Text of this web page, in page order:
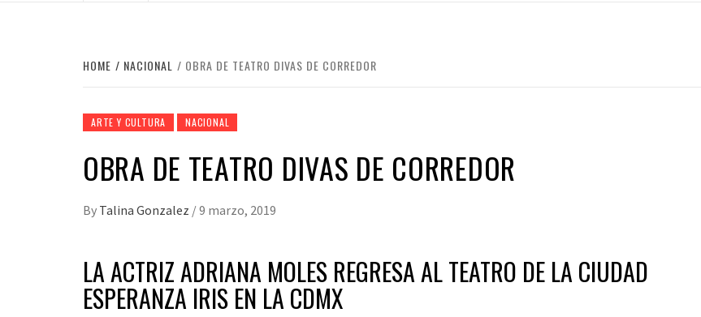
HOME NACIONAL OBRA DE TEATRO DIVAS DE CORREDOR
ARTE Y CULTURA NACIONAL
OBRA DE TEATRO DIVAS DE CORREDOR
By Talina Gonzalez /9 marzo, 2019
LA ACTRIZ ADRIANA MOLES REGRESA AL TEATRO DE LA CIUDAD
ESPERANZA IRIS EN LA CDMX